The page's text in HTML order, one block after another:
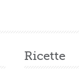
Ricette